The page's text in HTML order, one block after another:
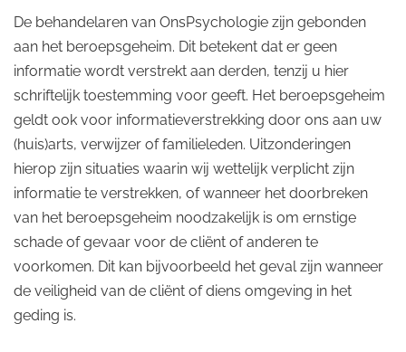
De behandelaren van OnsPsychologie zijn gebonden
aan het beroepsgeheim. Dit betekent dat er geen
informatie wordt verstrekt aan derden, tenzij u hier
schriftelijk toestemming voor geeft. Het beroepsgeheim
geldt ook voor informatieverstrekking door ons aan uw
(huis)arts, verwijzer of familieleden. Uitzonderingen
hierop zijn situaties waarin wij wettelijk verplicht zijn
informatie te verstrekken, of wanneer het doorbreken
van het beroepsgeheim noodzakelijk is om ernstige
schade of gevaar voor de cliënt of anderen te
voorkomen. Dit kan bijvoorbeeld het geval zijn wanneer
de veiligheid van de cliënt of diens omgeving in het
geding is.